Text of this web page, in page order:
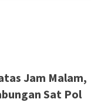
Jam Malam,
Sat Pol